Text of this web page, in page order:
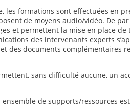
les formations sont effectuées en
de moyens audio/vidéo. De
et permettent la mise en place
des intervenants experts
des documents complémentaires
sans difficulté aucune, un
ensemble de supports/ressources